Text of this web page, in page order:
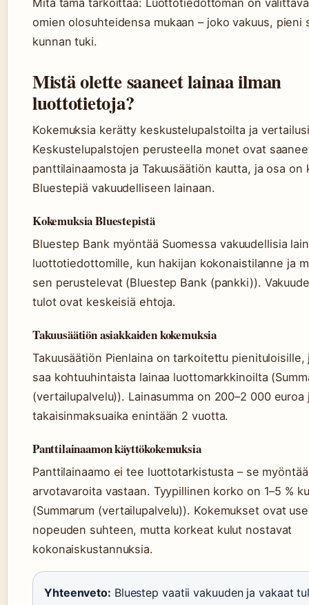
Mitä tämä tarkoittaa: Luottotiedottoman on
omien olosuhteidensa mukaan – joko vakuus, pieni
kunnan tuki.
Mistä olette saaneet lainaa ilman
luottotietoja?
Kokemuksia kerätty keskustelupalstoilta ja
Keskustelupalstojen perusteella monet ovat
panttilainaamosta ja Takuusäätiön kautta, ja osa on
Bluestepiä vakuudelliseen lainaan.
Kokemuksia Bluestepistä
Bluestep Bank myöntää Suomessa vakuudellisia
luottotiedottomille, kun hakijan kokonaistilanne ja
sen perustelevat (Bluestep Bank (pankki)).
tulot ovat keskeisiä ehtoja.
Takuusäätiön asiakkaiden kokemuksia
Takuusäätiön Pienlaina on tarkoitettu
saa kohtuuhintaista lainaa luottomarkkinoilta
(vertailupalvelu)). Lainasumma on 200–2 000 euroa
takaisinmaksuaika enintään 2 vuotta.
Panttilainaamon käyttökokemuksia
Panttilainaamo ei tee luottotarkistusta – se
arvotavaroita vastaan. Tyypillinen korko on 1–5 %
(Summarum (vertailupalvelu)). Kokemukset ovat
nopeuden suhteen, mutta korkeat kulut nostavat
kokonaiskustannuksia.
Yhteenveto: Bluestep vaatii vakuuden ja vakaat